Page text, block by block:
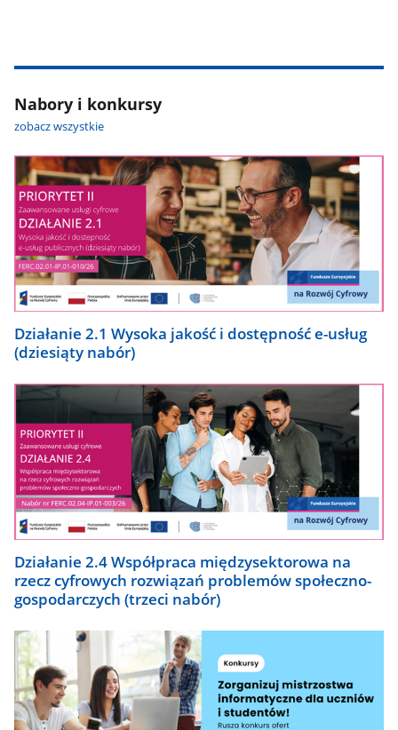
Nabory i konkursy
zobacz wszystkie
Działanie 2.1 Wysoka jakość i dostępność e-usług
(dziesiąty nabór)
Działanie 2.4 Współpraca międzysektorowa na
rzecz cyfrowych rozwiązań problemów społeczno-
gospodarczych (trzeci nabór)